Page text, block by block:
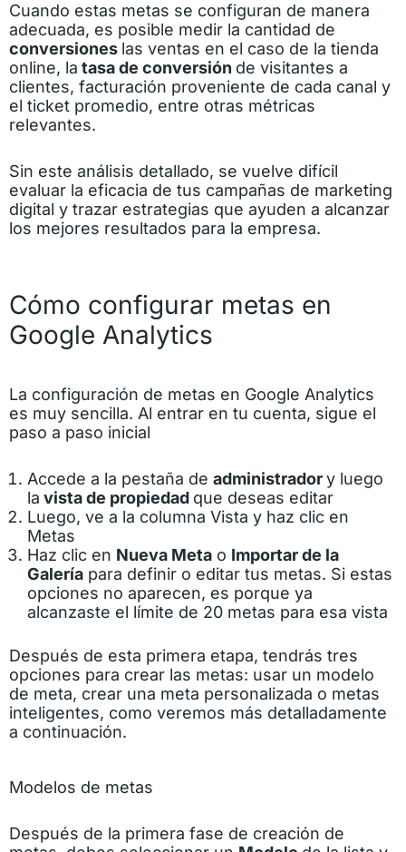
Cuando estas metas se configuran de manera
adecuada, es posible medir la cantidad de
conversiones las ventas en el caso de la tienda
online, la tasa de conversión de visitantes a
clientes, facturación proveniente de cada canal y
el ticket promedio, entre otras métricas
relevantes.
Sin este análisis detallado, se vuelve difícil
evaluar la eficacia de tus campañas de marketing
digital y trazar estrategias que ayuden a alcanzar
los mejores resultados para la empresa.
Cómo configurar metas en
Google Analytics
La configuración de metas en Google Analytics
es muy sencilla. Al entrar en tu cuenta, sigue el
paso a paso inicial
Accede a la pestaña de administradory luego
la vista de propiedad que deseas editar
Luego, ve a la columna Vista y haz clic en
Metas
Haz clic en Nueva Meta o Importar de la
Galería para definir o editar tus metas. Si estas
opciones no aparecen, es porque ya
alcanzaste el límite de 20 metas para esa vista
Después de esta primera etapa, tendrás tres
opciones para crear las metas: usar un modelo
de meta, crear una meta personalizada o metas
inteligentes, como veremos más detalladamente
a continuación.
Modelos de metas
Después de la primera fase de creación de